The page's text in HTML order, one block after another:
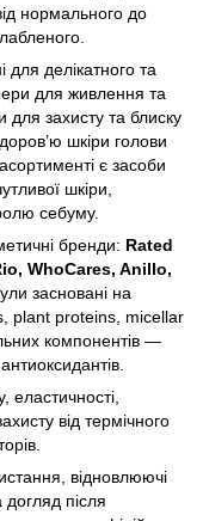
нормального до
делікатного та
для живлення та
для захисту та блиску
шкіри голови
є засоби
шкіри,
себуму.
бренди: Rated
WhoCares, Anillo,
засновані на
plant proteins, micellar
компонентів —
еластичності,
від термічного
відновлюючі
після